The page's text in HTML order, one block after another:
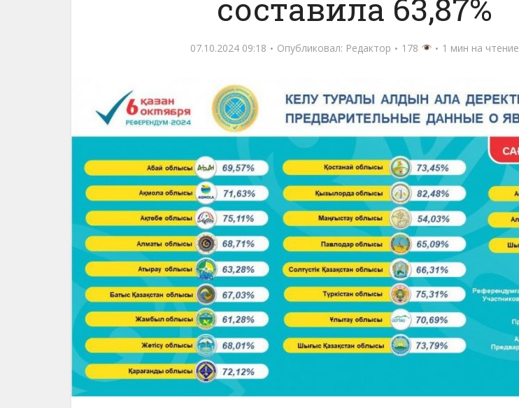
составила 63,87%
07.10.2024 09:18 Опубликовал: Редактор 178 1 мин на чтение